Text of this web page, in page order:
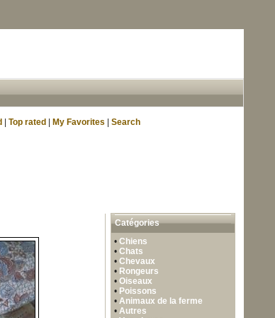
Top rated My Favorites Search
Catégories
•Chiens
•Chats
•Chevaux
• Rongeurs
•Oiseaux
• Poissons
• Animaux de la ferme
• Autres